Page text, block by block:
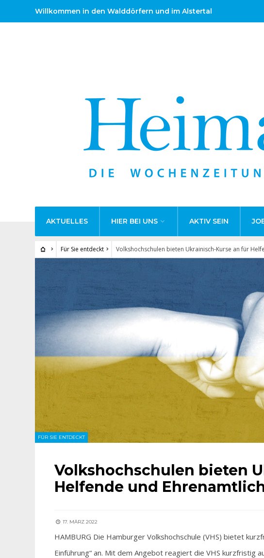
Willkommen in den Walddörfern und im Alstertal
AKTUELLES HIER BEI UNS AKTIV SEIN
Für Sie entdeckt Volkshochschulen bieten Ukrainisch-Kurse an für
FÜR SIE ENTDECKT
Volkshochschulen bieten
Helfende und
17. MÄRZ 2022
HAMBURG Die Hamburger Volkshochschule (VHS) bietet
Einführung“ an. Mit dem Angebot reagiert die VHS kurzfristig